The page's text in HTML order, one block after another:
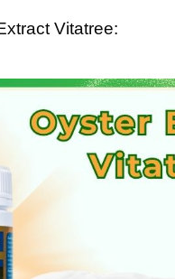
Vitatree: